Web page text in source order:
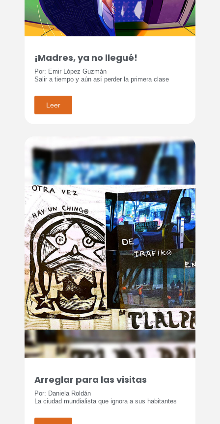
¡Madres, ya no llegué!
Por: Emir López Guzmán
Salir a tiempo y aún así perder la primera clase
Leer
Arreglar para las visitas
Por: Daniela Roldán
La ciudad mundialista que ignora a sus habitantes